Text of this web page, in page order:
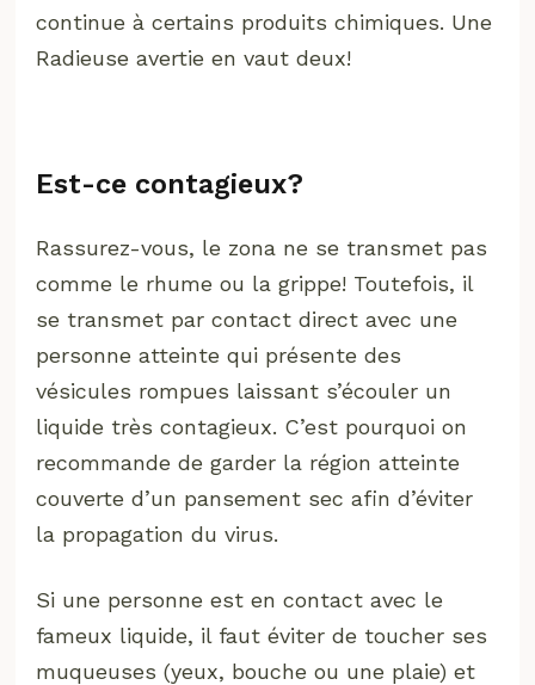
continue à certains produits chimiques. Une
Radieuse avertie en vaut deux!
Est-ce contagieux?
Rassurez-vous, le zona ne se transmet pas
comme le rhume ou la grippe! Toutefois, il
se transmet par contact direct avec une
personne atteinte qui présente des
vésicules rompues laissant s’écouler un
liquide très contagieux. C’est pourquoi on
recommande de garder la région atteinte
couverte d’un pansement sec afin d’éviter
la propagation du virus.
Si une personne est en contact avec le
fameux liquide, il faut éviter de toucher ses
muqueuses (yeux, bouche ou une plaie) et